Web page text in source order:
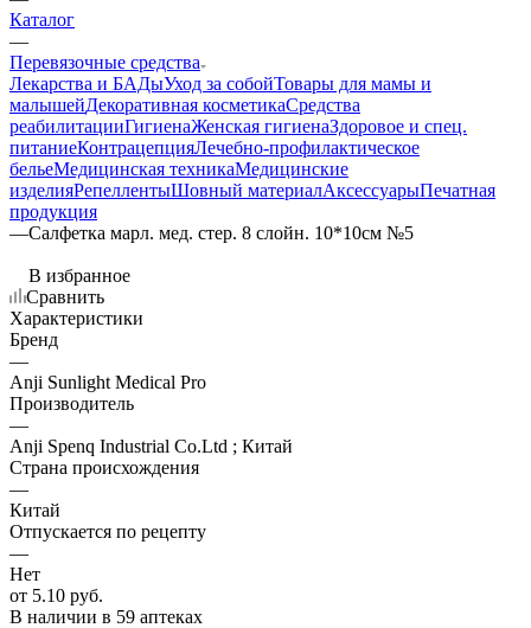
Каталог
—
Перевязочные средства
Лекарства и БАДыУход за собойТовары для мамы и
малышейДекоративная косметикаСредства
реабилитацииГигиенаЖенская гигиенаЗдоровое и спец.
питаниеКонтрацепцияЛечебно-профилактическое
бельеМедицинская техникаМедицинские
изделияРепеллентыШовный материалАксессуарыПечатная
продукция
—Салфетка марл. мед. стер. 8 слойн. 10*10см №5
В избранное
Сравнить
Характеристики
Бренд
—
Anji Sunlight Medical Pro
Производитель
—
Anji Spenq Industrial Co.Ltd ; Китай
Страна происхождения
—
Китай
Отпускается по рецепту
—
Нет
от 5.10 руб.
В наличии в 59 аптеках